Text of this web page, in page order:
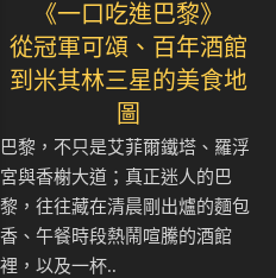
《一口吃進巴黎》
從冠軍可頌、百年酒館
到米其林三星的美食地
圖
巴黎，不只是艾菲爾鐵塔、羅浮
宮與香榭大道；真正迷人的巴
黎，往往藏在清晨剛出爐的麵包
香、午餐時段熱鬧喧騰的酒館
裡，以及一杯..